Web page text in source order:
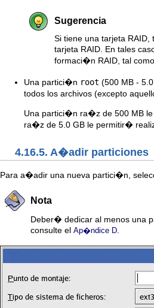
Sugerencia
Si tiene una tarjeta
tarjeta RAID. En tales
formaci�n RAID, tal
Una partici�n root (500 MB -
todos los archivos (excepto
Una partici�n ra�z de 500 MB
ra�z de 5.0 GB le permitir�
4.16.5. A�adir particiones
Para a�adir una nueva partici�n,
Nota
Deber� dedicar al menos una
consulte el Ap�ndice D